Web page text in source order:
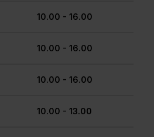
10.00 - 16.00
10.00 - 16.00
10.00 - 16.00
10.00 - 13.00